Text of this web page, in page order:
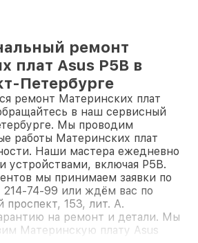
ремонт
плат Asus P5B в
Петербурге
ремонт Материнских плат
в наш сервисный
Мы проводим
работы Материнских плат
Наши мастера ежедневно
устройствами, включая P5B.
мы принимаем заявки по
214-74-99 или ждём вас по
проспект, 153, лит. А.
на ремонт и детали. Мы
Материнскую плату Asus